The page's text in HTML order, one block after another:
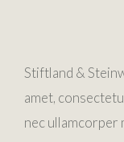
Stiftland &
amet,
nec ullamcorper